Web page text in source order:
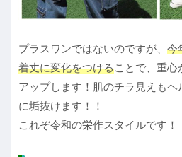
プラスワンではないのですが、 今
着丈に変化をつけることで、重心
アップします！肌のチラ見えも
に垢抜けます！！
これぞ令和の栄作スタイルです！